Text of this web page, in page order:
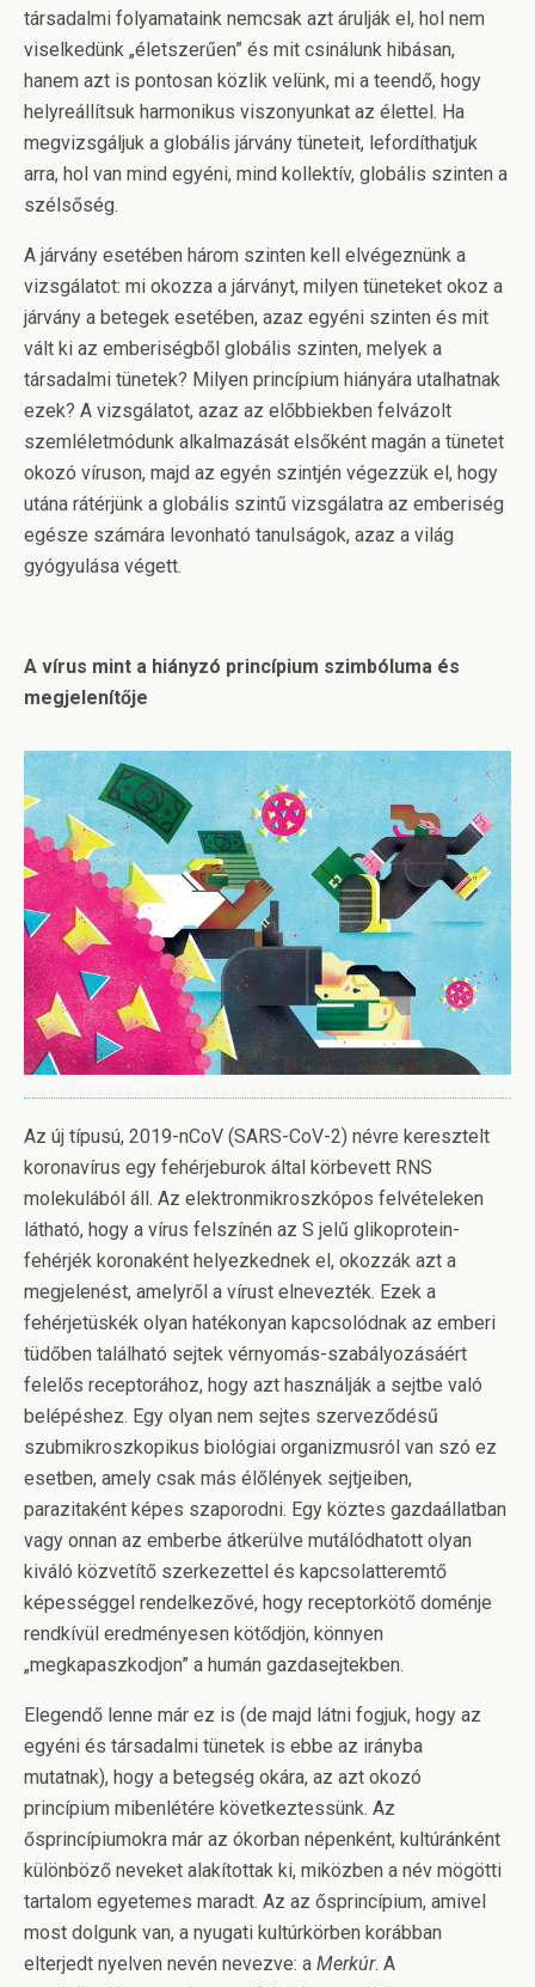
társadalmi folyamataink nemcsak azt árulják el, hol nem
viselkedünk „életszerűen” és mit csinálunk hibásan,
hanem azt is pontosan közlik velünk, mi a teendő, hogy
helyreállítsuk harmonikus viszonyunkat az élettel. Ha
megvizsgáljuk a globális járvány tüneteit, lefordíthatjuk
arra, hol van mind egyéni, mind kollektív, globális szinten a
szélsőség.
A járvány esetében három szinten kell elvégeznünk a
vizsgálatot: mi okozza a járványt, milyen tüneteket okoz a
járvány a betegek esetében, azaz egyéni szinten és mit
vált ki az emberiségből globális szinten, melyek a
társadalmi tünetek? Milyen princípium hiányára utalhatnak
ezek? A vizsgálatot, azaz az előbbiekben felvázolt
szemléletmódunk alkalmazását elsőként magán a tünetet
okozó víruson, majd az egyén szintjén végezzük el, hogy
utána rátérjünk a globális szintű vizsgálatra az emberiség
egésze számára levonható tanulságok, azaz a világ
gyógyulása végett.
A vírus mint a hiányzó princípium szimbóluma és
megjelenítője
Az új típusú, 2019-nCoV (SARS-CoV-2) névre keresztelt
koronavírus egy fehérjeburok által körbevett RNS
molekulából áll. Az elektronmikroszkópos felvételeken
látható, hogy a vírus felszínén az S jelű glikoprotein-
fehérjék koronaként helyezkednek el, okozzák azt a
megjelenést, amelyről a vírust elnevezték. Ezek a
fehérjetüskék olyan hatékonyan kapcsolódnak az emberi
tüdőben található sejtek vérnyomás-szabályozásáért
felelős receptorához, hogy azt használják a sejtbe való
belépéshez. Egy olyan nem sejtes szerveződésű
szubmikroszkopikus biológiai organizmusról van szó ez
esetben, amely csak más élőlények sejtjeiben,
parazitaként képes szaporodni. Egy köztes gazdaállatban
vagy onnan az emberbe átkerülve mutálódhatott olyan
kiváló közvetítő szerkezettel és kapcsolatteremtő
képességgel rendelkezővé, hogy receptorkötő doménje
rendkívül eredményesen kötődjön, könnyen
„megkapaszkodjon” a humán gazdasejtekben.
Elegendő lenne már ez is (de majd látni fogjuk, hogy az
egyéni és társadalmi tünetek is ebbe az irányba
mutatnak), hogy a betegség okára, az azt okozó
princípium mibenlétére következtessünk. Az
ősprincípiumokra már az ókorban népenként, kultúránként
különböző neveket alakítottak ki, miközben a név mögötti
tartalom egyetemes maradt. Az az ősprincípium, amivel
most dolgunk van, a nyugati kultúrkörben korábban
elterjedt nyelven nevén nevezve: a Merkúr. A